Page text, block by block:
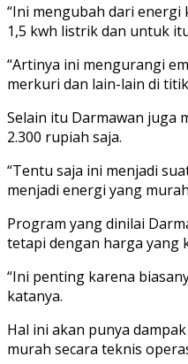
“Ini mengubah dari energi
1,5 kwh listrik dan untuk
“Artinya ini mengurangi
merkuri dan lain-lain di
Selain itu Darmawan juga
2.300 rupiah saja.
“Tentu saja ini menjadi
menjadi energi yang
Program yang dinilai
tetapi dengan harga yang
“Ini penting karena
katanya.
Hal ini akan punya
murah secara teknis